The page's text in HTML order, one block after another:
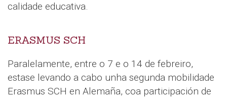
calidade educativa.
ERASMUS SCH
Paralelamente, entre o 7 e o 14 de febreiro,
estase levando a cabo unha segunda mobilidade
Erasmus SCH en Alemaña, coa participación de